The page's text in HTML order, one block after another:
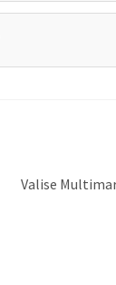
Article
Valise